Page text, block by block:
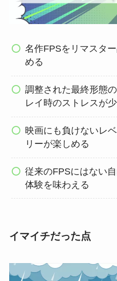
名作FPSをリマスタ
める
調整された最終形態
レイ時のストレスが
映画にも負けないレ
リーが楽しめる
従来のFPSにはない
体験を味わえる
イマイチだった点